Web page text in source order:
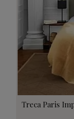
Treca Paris